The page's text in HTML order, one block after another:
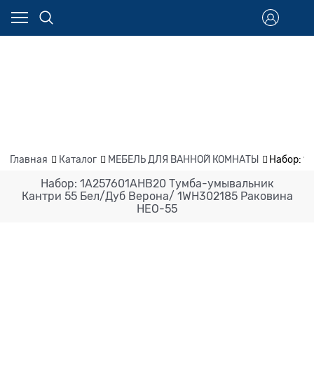
Главная Каталог МЕБЕЛЬ ДЛЯ ВАННОЙ КОМНАТЫ Набор:
Набор: 1A257601AHB20 Тумба-умывальник
Кантри 55 Бел/Дуб Верона/ 1WH302185 Раковина
НЕО-55